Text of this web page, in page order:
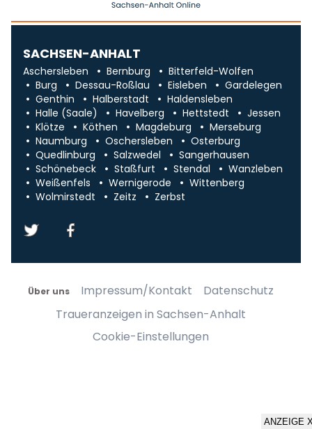
SACHSEN-ANHALT
Aschersleben Bernburg
Bitterfeld-Wolfen
Burg
Dessau-Roßlau Eisleben
Gardelegen
Genthin
Halberstadt
Haldensleben
Halle (Saale)
Havelberg Hettstedt
Jessen
Klötze
Köthen Magdeburg
Merseburg
Naumburg
Oschersleben
Osterburg
Quedlinburg
Salzwedel
Sangerhausen
Schönebeck
Staßfurt Stendal
Wanzleben
Weißenfels
Wernigerode
Wittenberg
Wolmirstedt
Zeitz Zerbst
Über uns Impressum/Kontakt
Datenschutz
Traueranzeigen in Sachsen-Anhalt
Cookie-Einstellungen
ANZEIGE